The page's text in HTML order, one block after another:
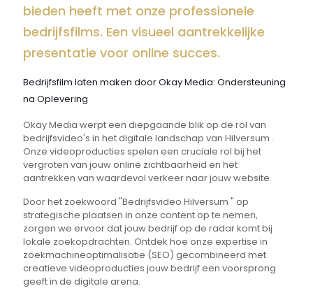
bieden heeft met onze professionele
bedrijfsfilms. Een visueel aantrekkelijke
presentatie voor online succes.
Bedrijfsfilm laten maken door Okay Media: Ondersteuning
na Oplevering
Okay Media werpt een diepgaande blik op de rol van
bedrijfsvideo's in het digitale landschap van Hilversum .
Onze videoproducties spelen een cruciale rol bij het
vergroten van jouw online zichtbaarheid en het
aantrekken van waardevol verkeer naar jouw website.
Door het zoekwoord "Bedrijfsvideo Hilversum " op
strategische plaatsen in onze content op te nemen,
zorgen we ervoor dat jouw bedrijf op de radar komt bij
lokale zoekopdrachten. Ontdek hoe onze expertise in
zoekmachineoptimalisatie (SEO) gecombineerd met
creatieve videoproducties jouw bedrijf een voorsprong
geeft in de digitale arena.